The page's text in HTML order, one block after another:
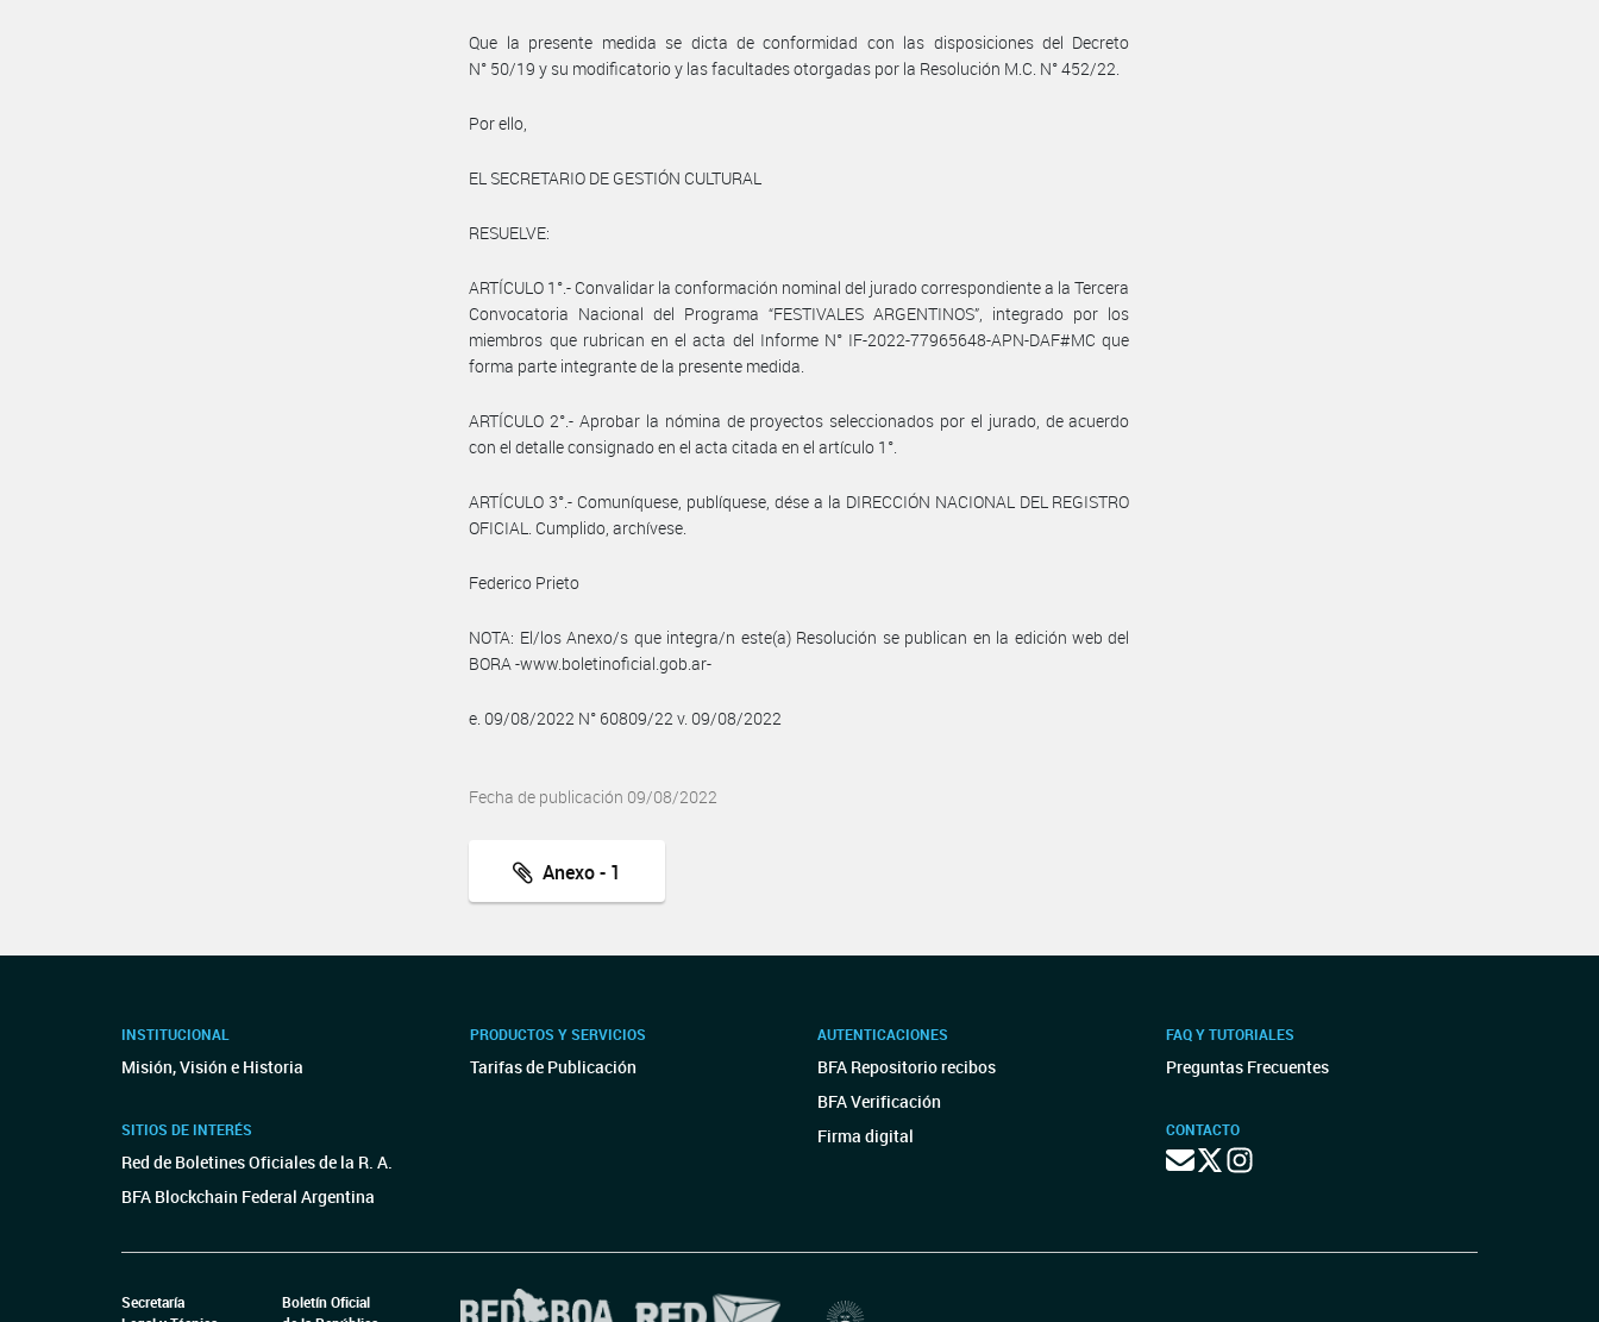
Que la presente medida se dicta de conformidad con las disposiciones del Decreto
N° 50/19 y su modificatorio y las facultades otorgadas por la Resolución M.C. N° 452/22.
Por ello,
EL SECRETARIO DE GESTIÓN CULTURAL
RESUELVE:
ARTÍCULO 1°.- Convalidar la conformación nominal del jurado correspondiente a la Tercera
Convocatoria Nacional del Programa “FESTIVALES ARGENTINOS”, integrado por los
miembros que rubrican en el acta del Informe N° IF-2022-77965648-APN-DAF#MC que
forma parte integrante de la presente medida.
ARTÍCULO 2°.- Aprobar la nómina de proyectos seleccionados por el jurado, de acuerdo
con el detalle consignado en el acta citada en el artículo 1°.
ARTÍCULO 3°.- Comuníquese, publíquese, dése a la DIRECCIÓN NACIONAL DEL REGISTRO
OFICIAL. Cumplido, archívese.
Federico Prieto
NOTA: El/los Anexo/s que integra/n este(a) Resolución se publican en la edición web del
BORA -www.boletinoficial.gob.ar-
e. 09/08/2022 N° 60809/22 v. 09/08/2022
Fecha de publicación 09/08/2022
Anexo - 1
INSTITUCIONAL
Misión, Visión e Historia
SITIOS DE INTERÉS
Red de Boletines Oficiales de la R. A.
BFA Blockchain Federal Argentina
PRODUCTOS Y SERVICIOS
Tarifas de Publicación
AUTENTICACIONES
BFA Repositorio recibos
BFA Verificación
Firma digital
FAQ Y TUTORIALES
Preguntas Frecuentes
CONTACTO
Secretaría
Boletín Oficial